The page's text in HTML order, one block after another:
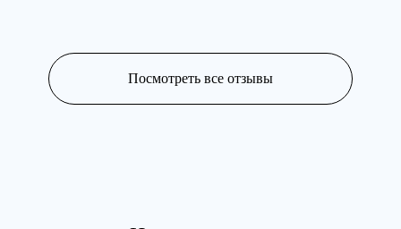
Посмотреть все отзывы